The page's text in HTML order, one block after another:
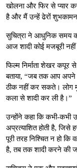
खोलना और फिर से प्यार
है और मैं उन्हें ढेरों
सुचित्रा ने आधुनिक समय
आज शादी कोई मजबूरी
फिल्म निर्माता शेखर
बताया, “जब तक आप अपने
ठीक नहीं कर सकते। लोग
कला से शादी कर ली है।”
उन्होंने कहा कि कभी-
अप्रत्याशित होती है, जिसे
पूरी तरह निश्चित न हो कि
है, तब तक शादी करने की